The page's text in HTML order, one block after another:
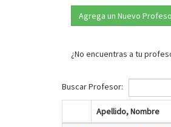
Agrega un Nuevo
¿No encuentras a tu
Buscar Profesor:
Apellido, Nombre